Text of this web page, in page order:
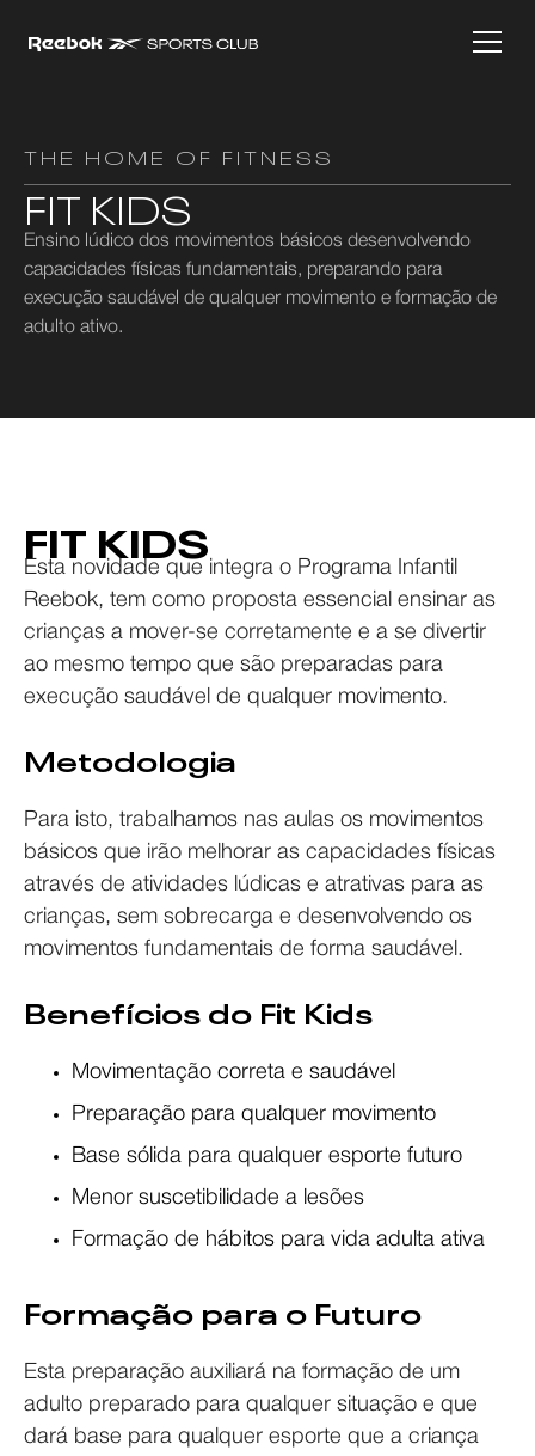
THE HOME OF FITNESS
FIT KIDS
Ensino lúdico dos movimentos básicos desenvolvendo
capacidades físicas fundamentais, preparando para
execução saudável de qualquer movimento e formação de
adulto ativo.
FIT KIDS
Esta novidade que integra o Programa Infantil
Reebok, tem como proposta essencial ensinar as
crianças a mover-se corretamente e a se divertir
ao mesmo tempo que são preparadas para
execução saudável de qualquer movimento.
Metodologia
Para isto, trabalhamos nas aulas os movimentos
básicos que irão melhorar as capacidades físicas
através de atividades lúdicas e atrativas para as
crianças, sem sobrecarga e desenvolvendo os
movimentos fundamentais de forma saudável.
Benefícios do Fit Kids
Movimentação correta e saudável
Preparação para qualquer movimento
Base sólida para qualquer esporte futuro
Menor suscetibilidade a lesões
Formação de hábitos para vida adulta ativa
Formação para o Futuro
Esta preparação auxiliará na formação de um
adulto preparado para qualquer situação e que
dará base para qualquer esporte que a criança